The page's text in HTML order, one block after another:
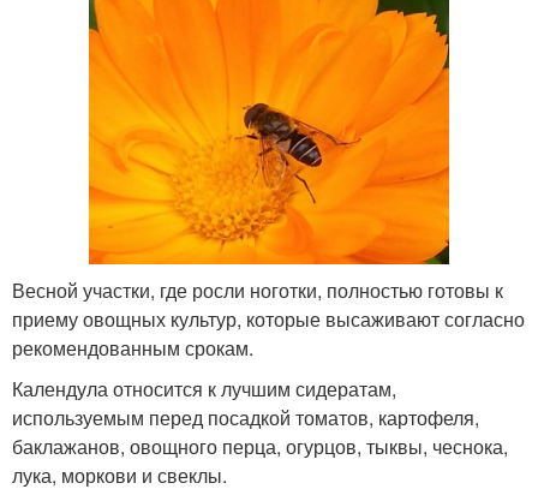
Весной участки, где росли ноготки, полностью готовы к
приему овощных культур, которые высаживают согласно
рекомендованным срокам.
Календула относится к лучшим сидератам,
используемым перед посадкой томатов, картофеля,
баклажанов, овощного перца, огурцов, тыквы, чеснока,
лука, моркови и свеклы.